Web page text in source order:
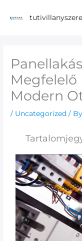
Megfelelő
Modern
/ Uncategorized /